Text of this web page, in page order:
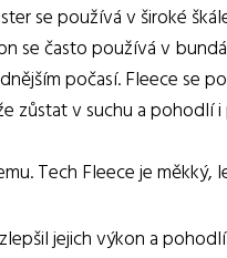
se používá v široké
se často používá v
počasí. Fleece se
v suchu a pohodlí
Tech Fleece je měkký,
jejich výkon a